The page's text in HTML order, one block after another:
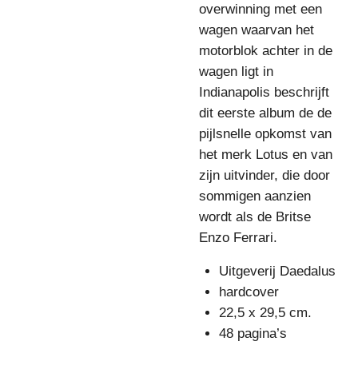
overwinning met een
wagen waarvan het
motorblok achter in de
wagen ligt in
Indianapolis beschrijft
dit eerste album de de
pijlsnelle opkomst van
het merk Lotus en van
zijn uitvinder, die door
sommigen aanzien
wordt als de Britse
Enzo Ferrari.
Uitgeverij Daedalus
hardcover
22,5 x 29,5 cm.
48 pagina’s